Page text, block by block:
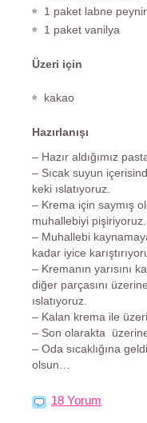
1 paket labne
1 paket vanilya
Üzeri için
kakao
Hazırlanışı
– Hazır aldığımız
– Sıcak suyun
keki ıslatıyoruz.
– Krema için saymış
muhallebiyi pişiriyoruz.
– Muhallebi
kadar iyice
– Kremanın yarısını
diğer parçasını
ıslatıyoruz.
– Kalan krema ile
– Son olarakta
– Oda sıcaklığına
olsun…
18 Yorum